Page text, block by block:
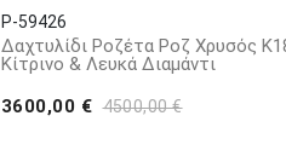
P-59426
Δαχτυλίδι Ροζέτα Ροζ Χρυσός
Κίτρινο & Λευκά Διαμάντι
3600,00 € 4500,00 €